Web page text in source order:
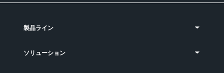
製品ライン
ソリューション